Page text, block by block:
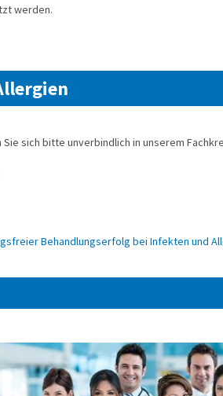
werden.
sich bitte unverbindlich in unserem
Behandlungserfolg bei Infekten und